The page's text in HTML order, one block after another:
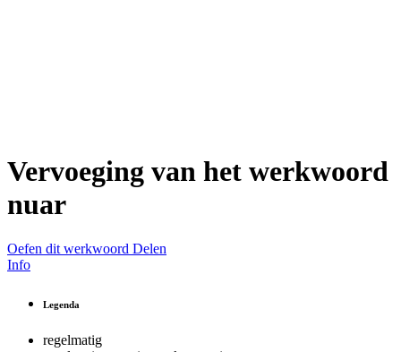
Vervoeging van het werkwoord
nuar
Oefen dit werkwoord Delen
Info
Legenda
regelmatig